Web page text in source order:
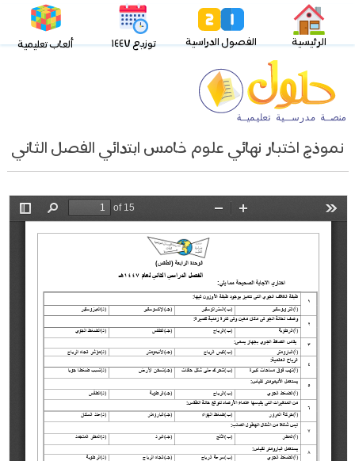
الرئيسية الفصول الدراسية توزيع ١٤٤٧ ألعاب تعليمية
نموذج اختبار نهائي علوم خامس ابتدائي الفصل الثاني